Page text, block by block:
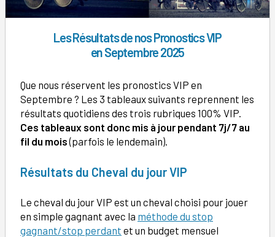
Les Résultats de nos Pronostics VIP
en Septembre 2025
Que nous réservent les pronostics VIP en
Septembre ? Les 3 tableaux suivants reprennent les
résultats quotidiens des trois rubriques 100% VIP.
Ces tableaux sont donc mis à jour pendant 7j/7 au
fil du mois(parfois le lendemain).
Résultats du Cheval du jour VIP
Le cheval du jour VIP est un cheval choisi pour jouer
en simple gagnant avec la méthode du stop
gagnant/stop perdant et un budget mensuel